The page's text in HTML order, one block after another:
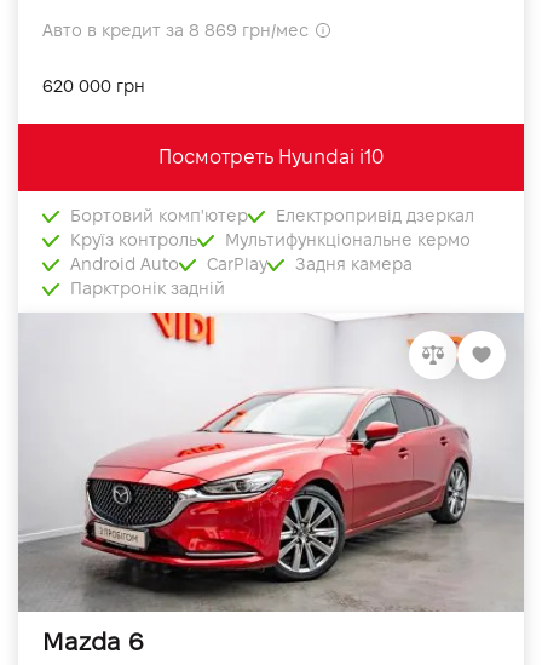
Авто в кредит за 8 869 грн/мес
620 000 грн
Посмотреть Hyundai i10
Бортовий комп'ютер
Електропривід дзеркал
Круїз контроль
Мультифункціональне кермо
Android Auto
CarPlay
Задня камера
Парктронік задній
Mazda 6